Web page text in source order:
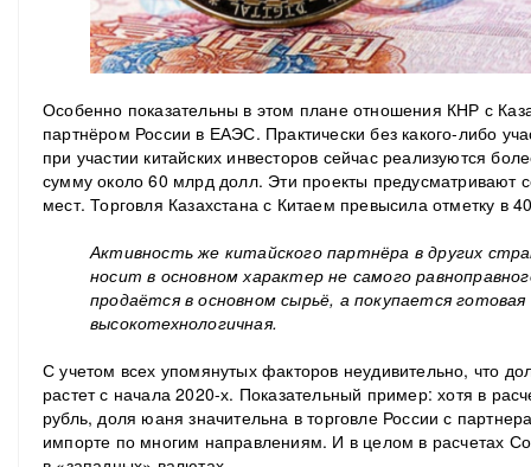
Особенно показательны в этом плане отношения КНР с
партнёром России в ЕАЭС. Практически без какого-либо
при участии китайских инвесторов сейчас реализуются
сумму около 60 млрд долл. Эти проекты предусматривают
мест. Торговля Казахстана с Китаем превысила отметку в
Активность же китайского партнёра в других
носит в основном характер не самого
продаётся в основном сырьё, а покупается
высокотехнологичная.
С учетом всех упомянутых факторов неудивительно, что
растет с начала 2020-х. Показательный пример: хотя в
рубль, доля юаня значительна в торговле России с
импорте по многим направлениям. И в целом в расчетах